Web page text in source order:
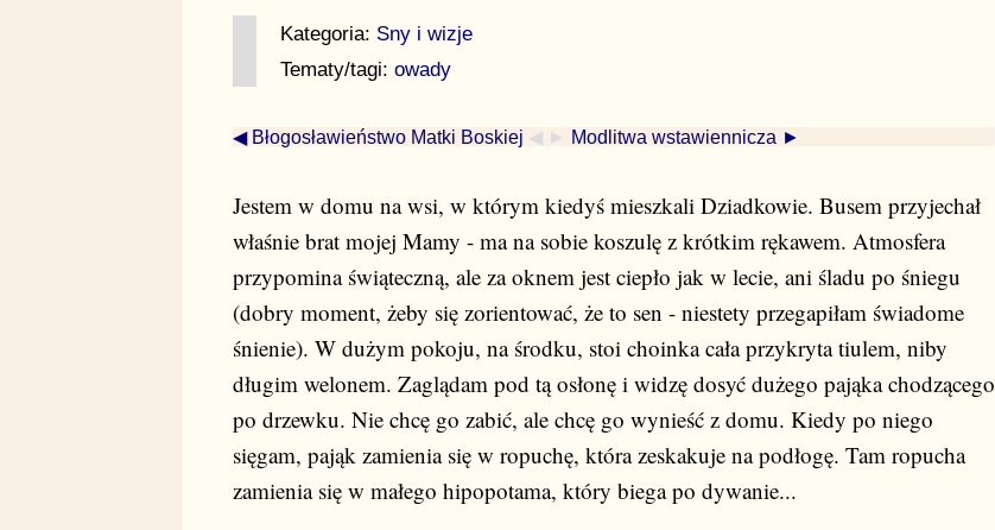
Kategoria: Sny i wizje
Tematy/tagi: owady
◀ Błogosławieństwo Matki Boskiej ◀ ► Modlitwa wstawiennicza ►
Jestem w domu na wsi, w którym kiedyś mieszkali Dziadkowie. Busem przyjechał
właśnie brat mojej Mamy - ma na sobie koszulę z krótkim rękawem. Atmosfera
przypomina świąteczną, ale za oknem jest ciepło jak w lecie, ani śladu po śniegu
(dobry moment, żeby się zorientować, że to sen - niestety przegapiłam świadome
śnienie). W dużym pokoju, na środku, stoi choinka cała przykryta tiulem, niby
długim welonem. Zaglądam pod tą osłonę i widzę dosyć dużego pająka chodzącego
po drzewku. Nie chcę go zabić, ale chcę go wynieść z domu. Kiedy po niego
sięgam, pająk zamienia się w ropuchę, która zeskakuje na podłogę. Tam ropucha
zamienia się w małego hipopotama, który biega po dywanie...